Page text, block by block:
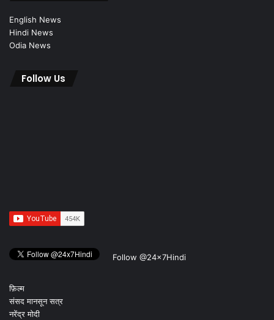
English News
Hindi News
Odia News
Follow Us
Follow @24x7Hindi
फ़िल्म
संसद मानसून सत्र
नरेंद्र मोदी